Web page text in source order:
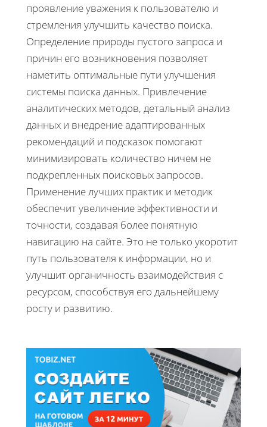
проявление уважения к пользователю и
стремления улучшить качество поиска.
Определение природы пустого запроса и
причин его возникновения позволяет
наметить оптимальные пути улучшения
системы поиска данных. Привлечение
аналитических методов, детальный анализ
данных и внедрение адаптированных
рекомендаций и подсказок помогают
минимизировать количество ничем не
подкрепленных поисковых запросов.
Применение лучших практик и методик
обеспечит увеличение эффективности и
точности, создавая более понятную
навигацию на сайте. Это не только укоротит
путь пользователя к информации, но и
улучшит органичность взаимодействия с
ресурсом, способствуя его дальнейшему
росту и развитию.